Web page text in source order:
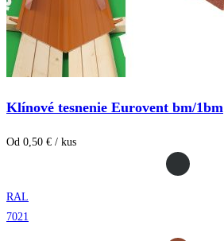
Klínové tesnenie Eurovent bm/1bm
Od 0,50 € / kus
RAL
7021